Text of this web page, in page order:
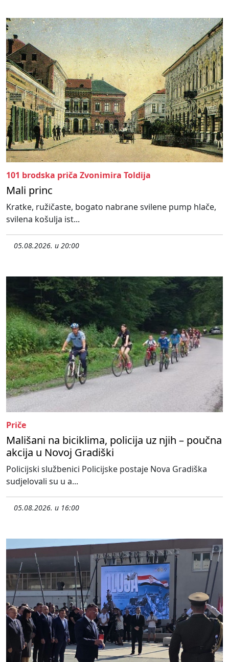
101 brodska priča Zvonimira Toldija
Mali princ
Kratke, ružičaste, bogato nabrane svilene pump hlače,
svilena košulja ist...
05.08.2026. u 20:00
Priče
Mališani na biciklima, policija uz njih – poučna
akcija u Novoj Gradiški
Policijski službenici Policijske postaje Nova Gradiška
sudjelovali su u a...
05.08.2026. u 16:00